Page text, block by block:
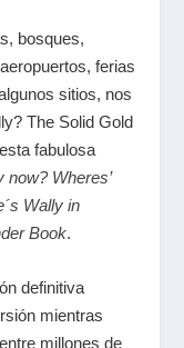
bosques,
ferias
sitios, nos
The Solid Gold
fabulosa
now? Wheres’
Wally in
Book.
definitiva
mientras
millones de